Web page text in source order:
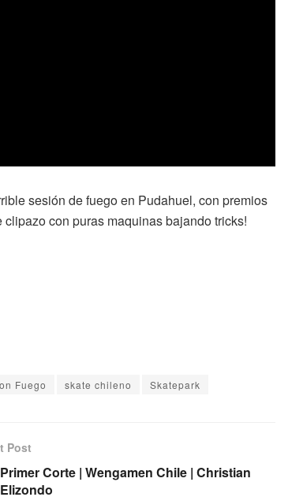
sesión de fuego en Pudahuel, con premios
con puras maquinas bajando tricks!
Fuego skate chileno Skatepark
Post
Primer Corte | Wengamen Chile | Christian
Elizondo